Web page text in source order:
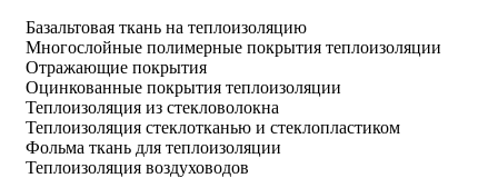
Базальтовая ткань на теплоизоляцию
Многослойные полимерные покрытия теплоизоляции
Отражающие покрытия
Оцинкованные покрытия теплоизоляции
Теплоизоляция из стекловолокна
Теплоизоляция стеклотканью и стеклопластиком
Фольма ткань для теплоизоляции
Теплоизоляция воздуховодов